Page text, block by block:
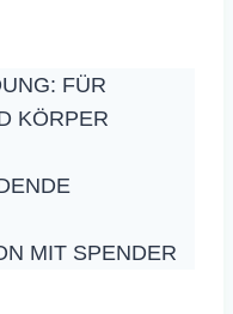
FÜR
KÖRPER
MIT SPENDER